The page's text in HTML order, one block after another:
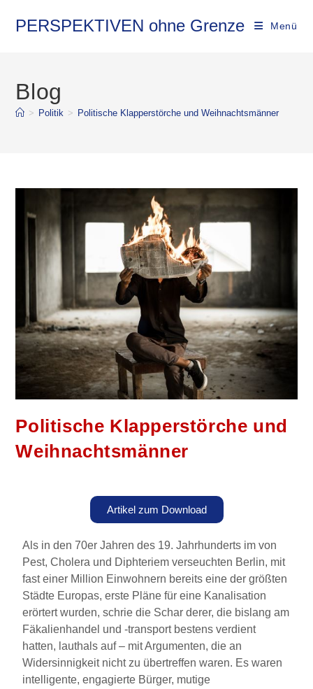
PERSPEKTIVEN ohne Grenze Menü
Blog
> Politik > Politische Klapperstörche und Weihnachtsmänner
Politische Klapperstörche und
Weihnachtsmänner
Artikel zum Download
Als in den 70er Jahren des 19. Jahrhunderts im von
Pest, Cholera und Diphteriem verseuchten Berlin, mit
fast einer Million Einwohnern bereits eine der größten
Städte Europas, erste Pläne für eine Kanalisation
erörtert wurden, schrie die Schar derer, die bislang am
Fäkalienhandel und -transport bestens verdient
hatten, lauthals auf – mit Argumenten, die an
Widersinnigkeit nicht zu übertreffen waren. Es waren
intelligente, engagierte Bürger, mutige